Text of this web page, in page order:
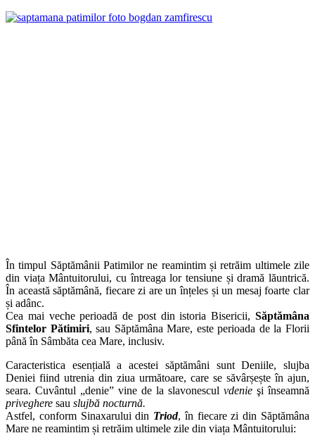
În timpul Săptămânii Patimilor ne reamintim și retrăim ultimele zile
din viața Mântuitorului, cu întreaga lor tensiune și dramă lăuntrică.
În această săptămână, fiecare zi are un înțeles și un mesaj foarte clar
și adânc.
Cea mai veche perioadă de post din istoria Bisericii, Săptămâna
Sfintelor Pătimiri, sau Săptămâna Mare, este perioada de la Florii
până în Sâmbăta cea Mare, inclusiv.
Caracteristica esențială a acestei săptămâni sunt Deniile, slujba
Deniei fiind utrenia din ziua următoare, care se săvârșește în ajun,
seara. Cuvântul „denie” vine de la slavonescul vdenie şi înseamnă
priveghere sau slujbă nocturnă.
Astfel, conform Sinaxarului din Triod, în fiecare zi din Săptămâna
Mare ne reamintim și retrăim ultimele zile din viața Mântuitorului: